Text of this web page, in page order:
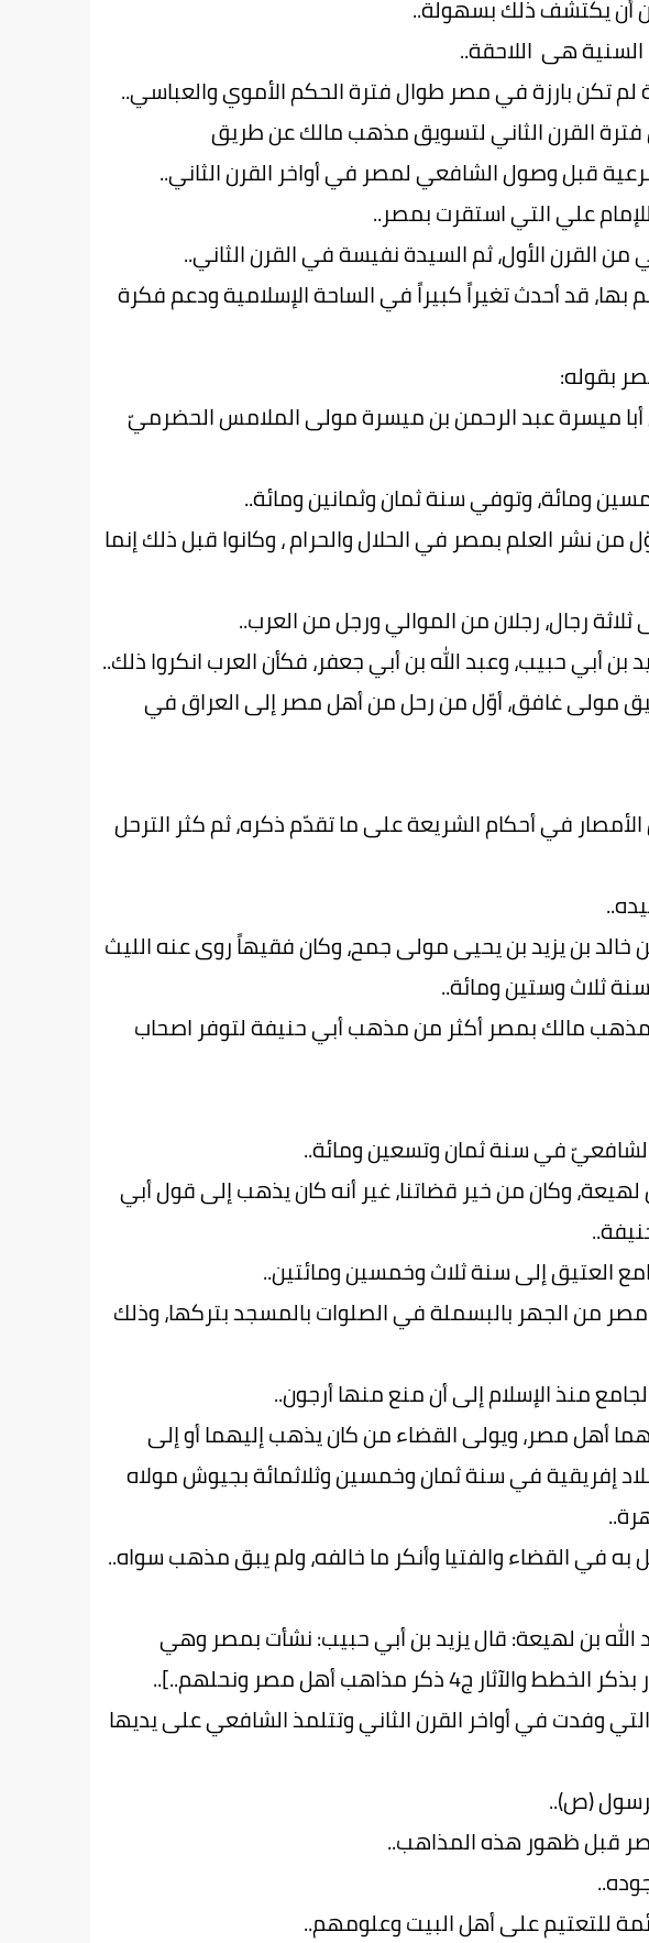
أن يكتشف ذلك بسهولة..
هى اللاحقة..
تكن بارزة في مصر طوال فترة الحكم الأموي والعباسي..
القرن الثاني لتسويق مذهب مالك عن طريق
قبل وصول الشافعي لمصر في أواخر القرن الثاني..
للإمام علي التي استقرت بمصر..
القرن الأول، ثم السيدة نفيسة في القرن الثاني..
بها، قد أحدث تغيراً كبيراً في الساحة الإسلامية ودعم فكرة
بقوله:
ميسرة عبد الرحمن بن ميسرة مولى الملامس الحضرميّ
ومائة، وتوفي سنة ثمان وثمانين ومائة..
نشر العلم بمصر في الحلال والحرام ، وكانوا قبل ذلك إنما
رجال، رجلان من الموالي ورجل من العرب..
بن أبي حبيب، وعبد الله بن أبي جعفر، فكأن العرب انكروا ذلك..
مولى غافق، أوّل من رحل من أهل مصر إلى العراق في
في أحكام الشريعة على ما تقدّم ذكره، ثم كثر الترحل
بن يزيد بن يحيى مولى جمح، وكان فقيهاً روى عنه الليث
ثلاث وستين ومائة..
مالك بمصر أكثر من مذهب أبي حنيفة لتوفر اصحاب
في سنة ثمان وتسعين ومائة..
وكان من خير قضاتنا، غير أنه كان يذهب إلى قول أبي
العتيق إلى سنة ثلاث وخمسين ومائتين..
من الجهر بالبسملة في الصلوات بالمسجد بتركها، وذلك
منذ الإسلام إلى أن منع منها أرجون..
أهل مصر، ويولى القضاء من كان يذهب إليهما أو إلى
إفريقية في سنة ثمان وخمسين وثلاثمائة بجيوش مولاه
في القضاء والفتيا وأنكر ما خالفه، ولم يبق مذهب سواه..
بن لهيعة: قال يزيد بن أبي حبيب: نشأت بمصر وهي
ذكر مذاهب أهل مصر ونحلهم..]..
وفدت في أواخر القرن الثاني وتتلمذ الشافعي على يديها
(ص)..
مصر قبل ظهور هذه المذاهب..
للتعتيم على أهل البيت وعلومهم..